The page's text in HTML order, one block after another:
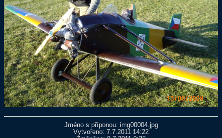
Jméno s příponou: img00004.jpg
Vytvořeno: 7.7.2011 14:22